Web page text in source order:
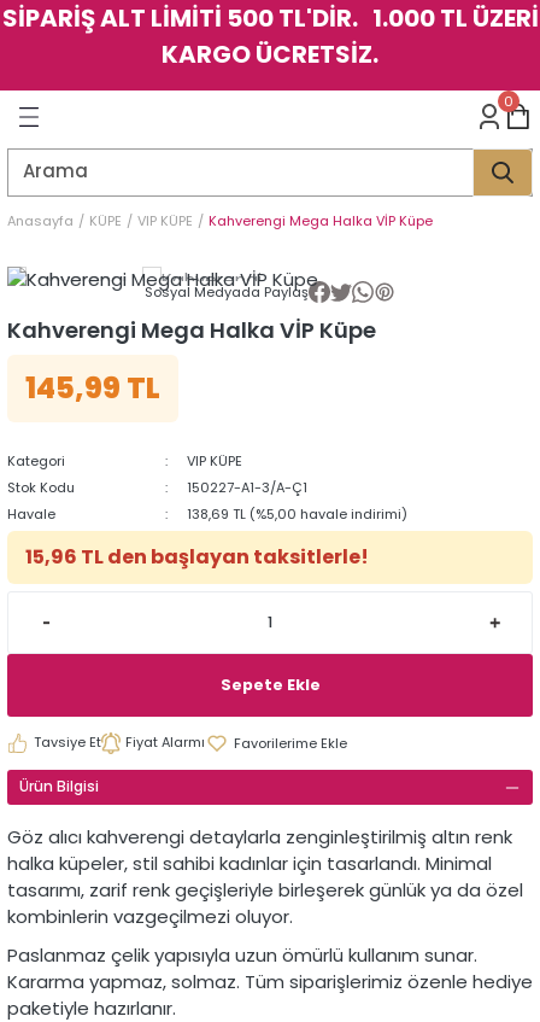
SİPARİŞ ALT LİMİTİ 500 TL'DİR. 1.000 TL ÜZERİ
KARGO ÜCRETSİZ.
Geri Dön
Geri Dön
Geri Dön
Geri Dön
Geri Dön
Geri Dön
0
Anasayfa KÜPE VIP KÜPE Kahverengi Mega Halka VİP Küpe
Sosyal Medyada Paylaş
Kahverengi Mega Halka VİP Küpe
145,99 TL
Kategori
VIP KÜPE
Stok Kodu
150227-A1-3/A-Ç1
Havale
138,69 TL (%5,00 havale indirimi)
15,96 TL den başlayan taksitlerle!
Sepete Ekle
Tavsiye Et Fiyat Alarmı
Ürün Bilgisi
Göz alıcı kahverengi detaylarla zenginleştirilmiş altın renk
halka küpeler, stil sahibi kadınlar için tasarlandı. Minimal
tasarımı, zarif renk geçişleriyle birleşerek günlük ya da özel
kombinlerin vazgeçilmezi oluyor.
Paslanmaz çelik yapısıyla uzun ömürlü kullanım sunar.
Kararma yapmaz, solmaz. Tüm siparişlerimiz özenle hediye
paketiyle hazırlanır.
Geri Dön
Geri Dön
Geri Dön
Geri Dön
Geri Dön
Geri Dön